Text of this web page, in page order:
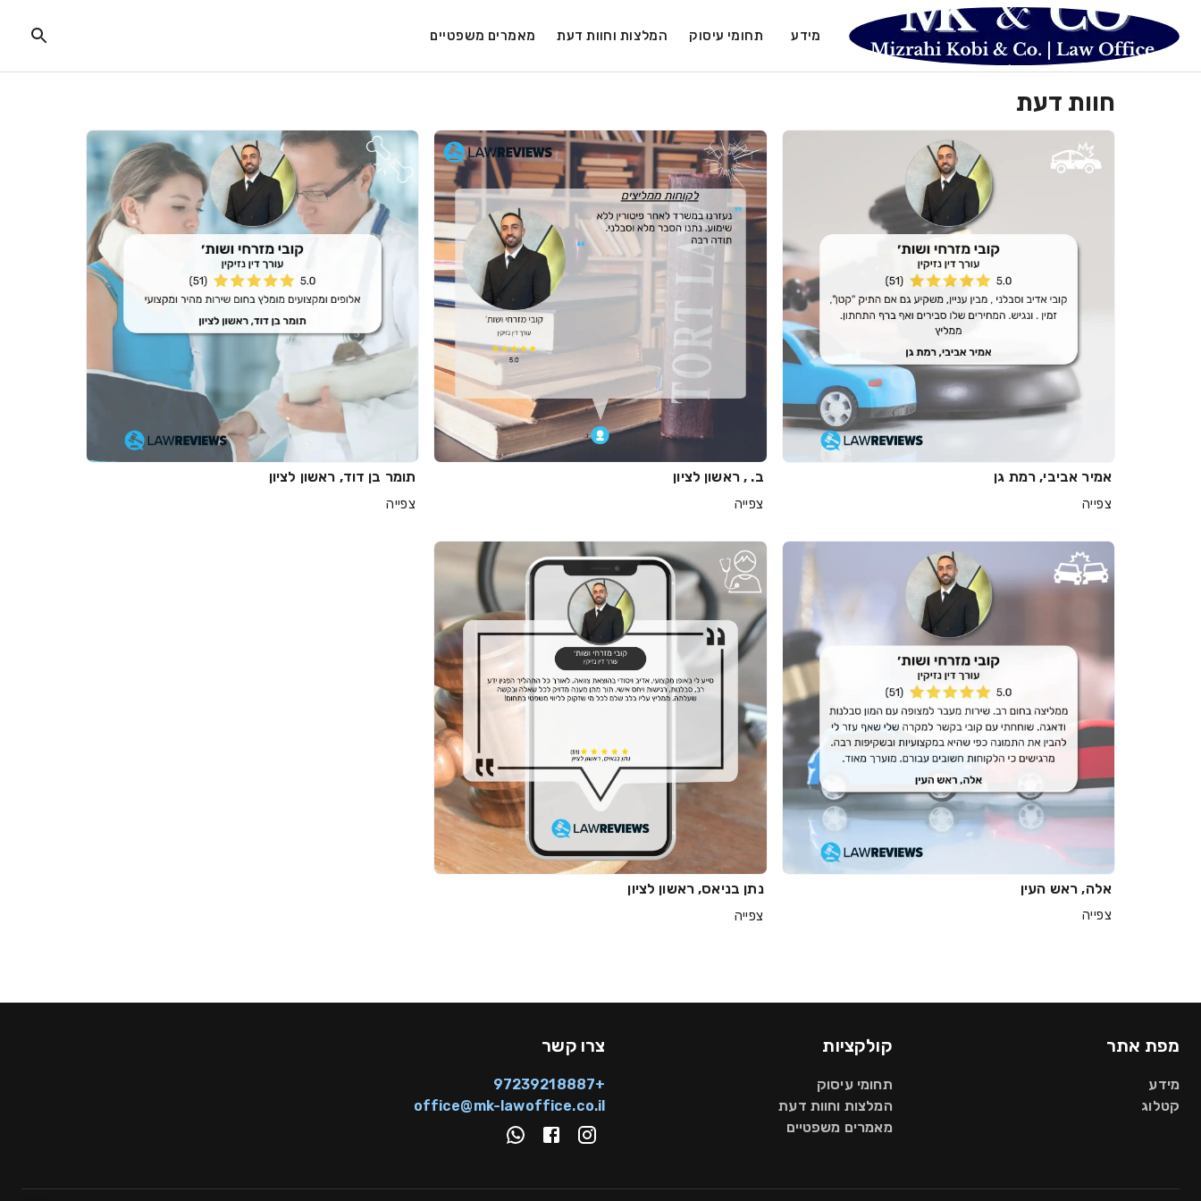
מידע תחומי עיסוק המלצות וחוות דעת מאמרים משפטיים
חוות דעת
אמיר אביבי, רמת גן
צפייה
ב. , ראשון לציון
צפייה
תומר בן דוד, ראשון לציון
צפייה
אלה, ראש העין
צפייה
נתן בניאס, ראשון לציון
צפייה
מפת אתר
מידע
קטלוג
קולקציות
תחומי עיסוק
המלצות וחוות דעת
מאמרים משפטיים
צרו קשר
+97239218887
office@mk-lawoffice.co.il